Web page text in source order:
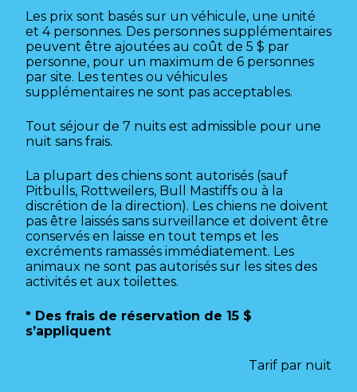
Les prix sont basés sur un véhicule, une unité
et 4 personnes. Des personnes supplémentaires
peuvent être ajoutées au coût de 5 $ par
personne, pour un maximum de 6 personnes
par site. Les tentes ou véhicules
supplémentaires ne sont pas acceptables.
Tout séjour de 7 nuits est admissible pour une
nuit sans frais.
La plupart des chiens sont autorisés (sauf
Pitbulls, Rottweilers, Bull Mastiffs ou à la
discrétion de la direction). Les chiens ne doivent
pas être laissés sans surveillance et doivent être
conservés en laisse en tout temps et les
excréments ramassés immédiatement. Les
animaux ne sont pas autorisés sur les sites des
activités et aux toilettes.
* Des frais de réservation de 15 $
s’appliquent
Tarif par nuit